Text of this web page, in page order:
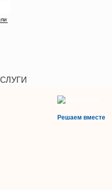
Решаем вместе